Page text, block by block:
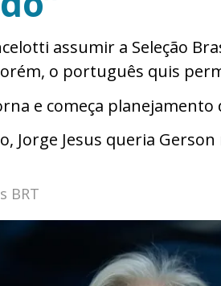
assumir a Seleção
o português quis
e começa planejamento
Jorge Jesus queria Gerson
BRT